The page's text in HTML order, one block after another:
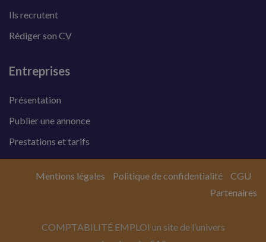
Ils recrutent
Rédiger son CV
Entreprises
Présentation
Publier une annonce
Prestations et tarifs
COMPTABILITÉ EMPLOI un site de l’univers
Mentions légales Politique de confidentialité
CGU
Partenaires